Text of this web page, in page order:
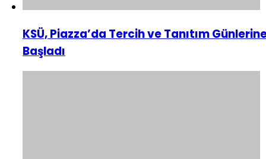
KSÜ, Piazza’da Tercih ve Tanıtım
Başladı